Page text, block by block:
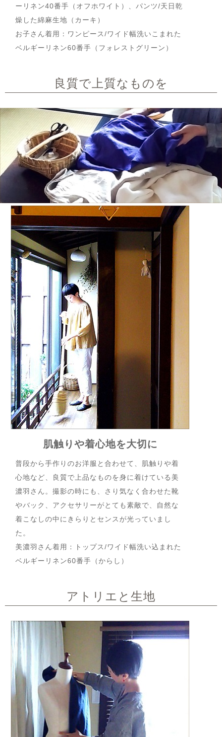
ーリネン40番手 （オフホワイト）、パンツ/天日乾
燥した綿麻生地 （カーキ）
お子さん着用：ワンピース/ワイド幅洗いこまれた
ベルギーリネン60番手 （フォレストグリーン）
良質で上質なものを
肌触りや着心地を大切に
普段から手作りのお洋服と合わせて、肌触りや着
心地など、良質で上品なものを身に着けている美
濃羽さん。撮影の時にも、さり気なく合わせた靴
やバック、アクセサリーがとても素敵で、自然な
着こなしの中にきらりとセンスが光っていまし
た。
美濃羽さん着用：トップス/ワイド幅洗い込まれた
ベルギーリネン60番手 （からし）
アトリエと生地